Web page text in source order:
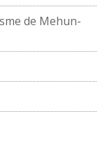
de Mehun-